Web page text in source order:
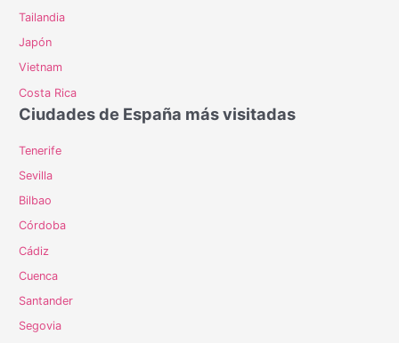
Tailandia
Japón
Vietnam
Costa Rica
Ciudades de España más visitadas
Tenerife
Sevilla
Bilbao
Córdoba
Cádiz
Cuenca
Santander
Segovia